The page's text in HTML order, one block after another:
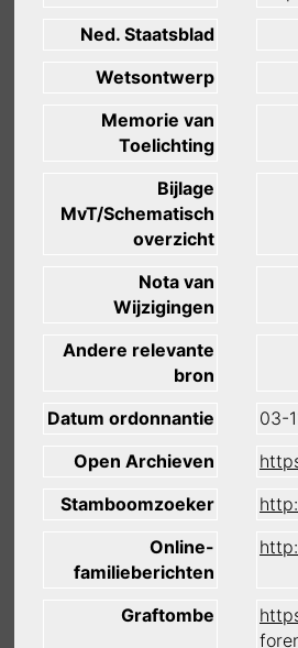
Ned. Staatsblad
Wetsontwerp
Memorie van
Toelichting
Bijlage
MvT/Schematisch
overzicht
Nota van
Wijzigingen
Andere relevante
bron
Datum ordonnantie
03-
Open Archieven
Stamboomzoeker
Online-
familieberichten
Graftombe